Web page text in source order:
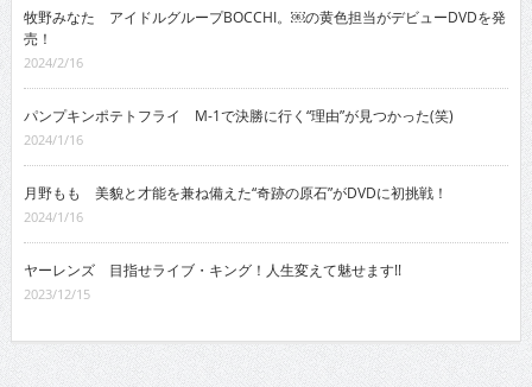
牧野みなた アイドルグループBOCCHI。￼の黄色担当がデビューDVDを発
売！
2024/2/16
パンプキンポテトフライ M-1で決勝に行く“理由”が見つかった(笑)
2024/1/16
月野もも 美貌と才能を兼ね備えた“奇跡の原石”がDVDに初挑戦！
2024/1/16
ヤーレンズ 目指せライブ・キング！人生変えて魅せます!!
2023/12/15